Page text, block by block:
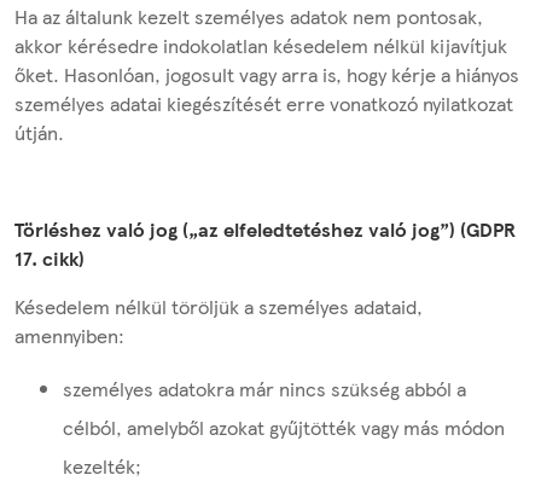
Ha az általunk kezelt személyes adatok nem pontosak,
akkor kérésedre indokolatlan késedelem nélkül kijavítjuk
őket. Hasonlóan, jogosult vagy arra is, hogy kérje a hiányos
személyes adatai kiegészítését erre vonatkozó nyilatkozat
útján.
Törléshez való jog („az elfeledtetéshez való jog”) (GDPR
17. cikk)
Késedelem nélkül töröljük a személyes adataid,
amennyiben:
személyes adatokra már nincs szükség abból a
célból, amelyből azokat gyűjtötték vagy más módon
kezelték;